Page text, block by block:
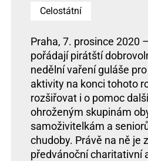
Celostátní
Praha, 7. prosince 2020
pořádají pirátští
nedělní vaření guláše
aktivity na konci tohoto
rozšiřovat i o pomoc
ohroženým skupinám
samoživitelkám a
chudoby. Právě na ně je
předvánoční charitativní